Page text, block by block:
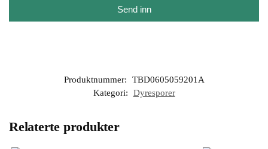
Send inn
Produktnummer:
TBD0605059201A
Kategori:
Dyresporer
Relaterte produkter